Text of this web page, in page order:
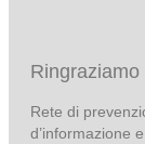
Ringraziamo
Rete di
d’informazione